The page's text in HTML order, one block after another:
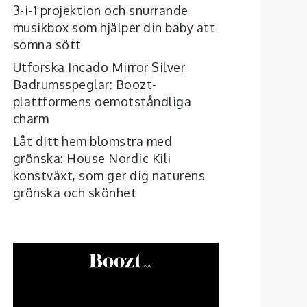
3-i-1 projektion och snurrande
musikbox som hjälper din baby att
somna sött
Utforska Incado Mirror Silver
Badrumsspeglar: Boozt-
plattformens oemotståndliga
charm
Låt ditt hem blomstra med
grönska: House Nordic Kili
konstväxt, som ger dig naturens
grönska och skönhet